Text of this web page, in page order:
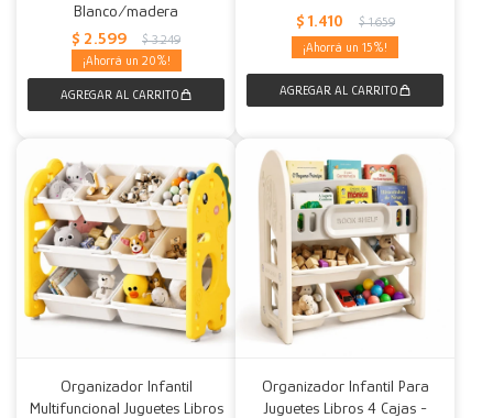
Blanco/madera
$ 2.599 $ 3.249
20
$ 1.410 $ 1.659
15
Organizador Infantil
Multifuncional Juguetes Libros
Organizador Infantil Para
Juguetes Libros 4 Cajas -